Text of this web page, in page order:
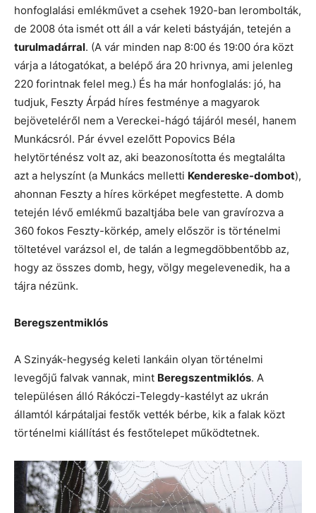
honfoglalási emlékművet a csehek 1920-ban lerombolták,
de 2008 óta ismét ott áll a vár keleti bástyáján, tetején a
turulmadárral. (A vár minden nap 8:00 és 19:00 óra közt
várja a látogatókat, a belépő ára 20 hrivnya, ami jelenleg
220 forintnak felel meg.) És ha már honfoglalás: jó, ha
tudjuk, Feszty Árpád híres festménye a magyarok
bejöveteléről nem a Vereckei-hágó tájáról mesél, hanem
Munkácsról. Pár évvel ezelőtt Popovics Béla
helytörténész volt az, aki beazonosította és megtalálta
azt a helyszínt (a Munkács melletti Kendereske-dombot),
ahonnan Feszty a híres körképet megfestette. A domb
tetején lévő emlékmű bazaltjába bele van gravírozva a
360 fokos Feszty-körkép, amely először is történelmi
töltetével varázsol el, de talán a legmegdöbbentőbb az,
hogy az összes domb, hegy, völgy megelevenedik, ha a
tájra nézünk.
Beregszentmiklós
A Szinyák-hegység keleti lankáin olyan történelmi
levegőjű falvak vannak, mint Beregszentmiklós. A
településen álló Rákóczi-Telegdy-kastélyt az ukrán
államtól kárpátaljai festők vették bérbe, kik a falak közt
történelmi kiállítást és festőtelepet működtetnek.